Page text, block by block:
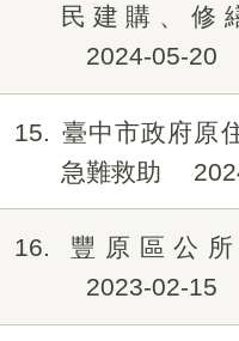
民建購、修
2024-05-20
15
臺中市政府原
急難救助
16
豐原區公
2023-02-15